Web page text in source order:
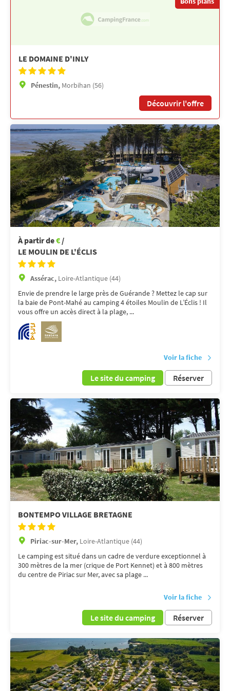
LE DOMAINE D'INLY
Pénestin, Morbihan (56)
Découvrir l'offre
À partir de€ /
LE MOULIN DE L'ÉCLIS
Assérac, Loire-Atlantique (44)
Envie de prendre le large près de Guérande ? Mettez le cap sur
la baie de Pont-Mahé au camping 4 étoiles Moulin de L’Éclis ! Il
vous offre un accès direct à la plage, ...
Voir la fiche
Le site du camping Réserver
BONTEMPO VILLAGE BRETAGNE
Piriac-sur-Mer, Loire-Atlantique (44)
Le camping est situé dans un cadre de verdure exceptionnel à
300 mètres de la mer (crique de Port Kennet) et à 800 mètres
du centre de Piriac sur Mer, avec sa plage ...
Voir la fiche
Le site du camping Réserver